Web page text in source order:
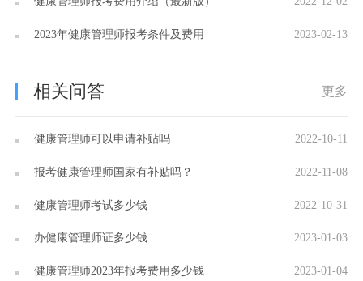
2023年健康管理师报考条件及费用 2023-02-13
相关问答 更多
健康管理师可以申请补贴吗 2022-10-11
报考健康管理师国家有补贴吗？ 2022-11-08
健康管理师考试多少钱 2022-10-31
办健康管理师证多少钱 2023-01-03
健康管理师2023年报考费用多少钱 2023-01-04